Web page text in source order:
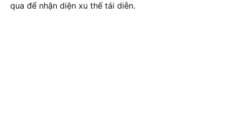
qua để nhận diện xu thế tái diễn.